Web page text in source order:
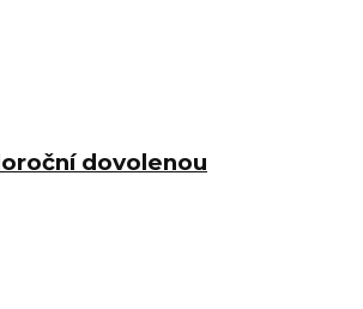
dovolenou